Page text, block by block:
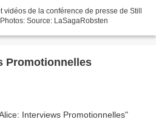
vidéos de la conférence de presse de Still
Source: LaSagaRobsten
Promotionnelles